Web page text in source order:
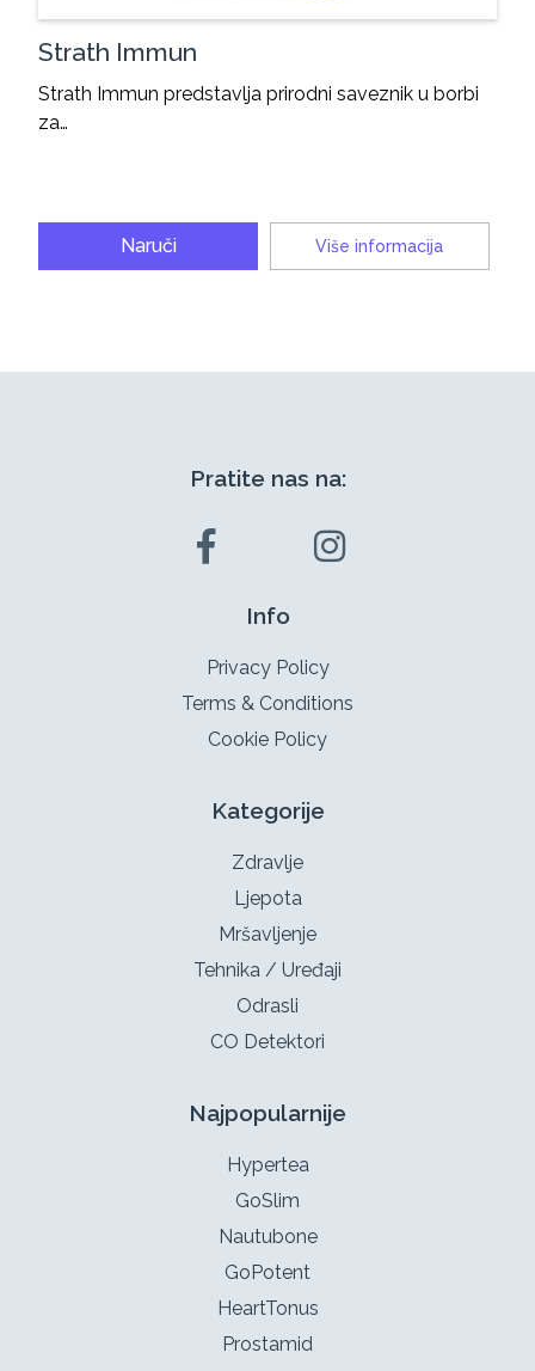
Strath Immun
Strath Immun predstavlja prirodni saveznik u borbi
za…
Naruči Više informacija
Pratite nas na:
Info
Privacy Policy
Terms & Conditions
Cookie Policy
Kategorije
Zdravlje
Ljepota
Mršavljenje
Tehnika / Uređaji
Odrasli
CO Detektori
Najpopularnije
Hypertea
GoSlim
Nautubone
GoPotent
HeartTonus
Prostamid